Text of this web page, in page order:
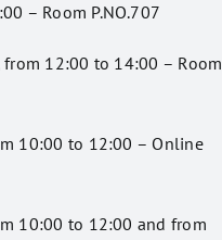
– Room P.NO.707
from 12:00 to 14:00 – Room
10:00 to 12:00 – Online
10:00 to 12:00 and from